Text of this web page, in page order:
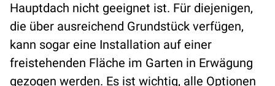
Hauptdach nicht geeignet ist. Für diejenigen,
die über ausreichend Grundstück verfügen,
kann sogar eine Installation auf einer
freistehenden Fläche im Garten in Erwägung
gezogen werden. Es ist wichtig, alle Optionen